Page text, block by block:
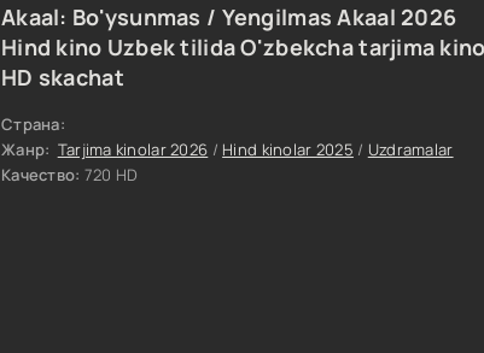
Akaal: Bo'ysunmas / Yengilmas Akaal 2026
Hind kino Uzbek tilida O'zbekcha tarjima kino
HD skachat
Страна:
Жанр: Tarjima kinolar 2026 / Hind kinolar 2025 / Uzdramalar
Качество: 720 HD